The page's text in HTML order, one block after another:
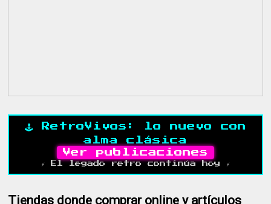
🕹️ RetroVivos: lo nuevo con
alma clásica
Ver publicaciones
⚡ El legado retro continúa hoy ⚡
Tiendas donde comprar online y artículos